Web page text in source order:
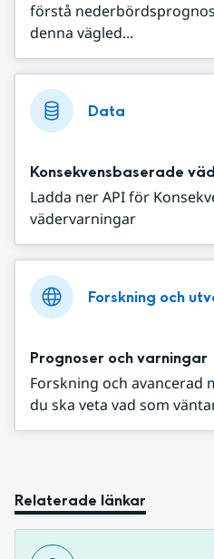
förstå
denna vägled...
Data
Konsekvensbaserade
Ladda ner API för
vädervarningar
Forskning och
Prognoser och varningar
Forskning och
du ska veta vad som
Relaterade länkar